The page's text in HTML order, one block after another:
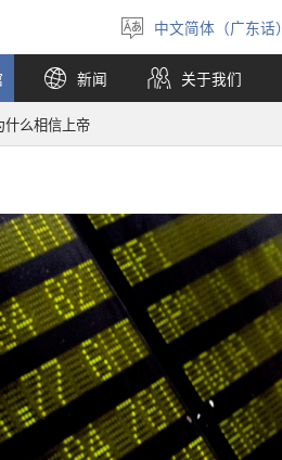
选
择
语
言
中文简体（广东话）
新闻 关于我们
什么相信上帝